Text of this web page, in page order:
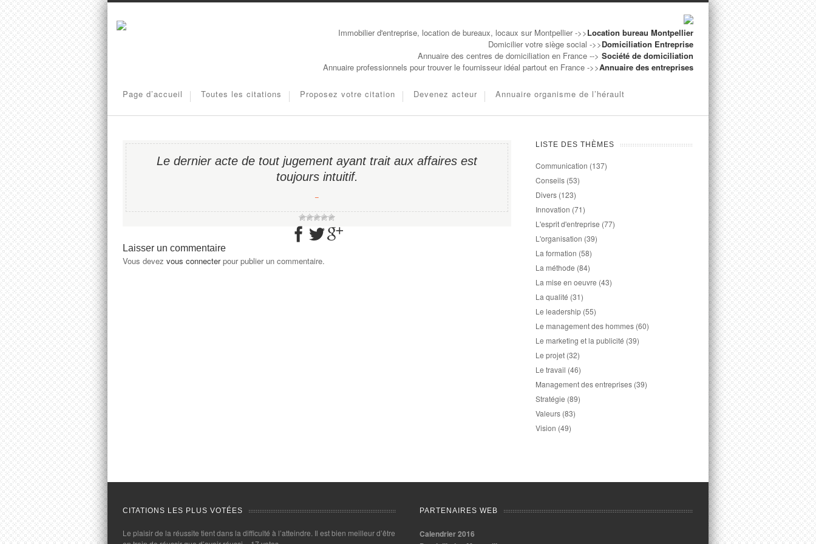
Immobilier d'entreprise, location de bureaux, locaux sur Montpellier ->>Location bureau Montpellier
Domicilier votre siège social ->>Domiciliation Entreprise
Annuaire des centres de domiciliation en France --> Société de domiciliation
Annuaire professionnels pour trouver le fournisseur idéal partout en France ->>Annuaire des entreprises
Page d’accueil Toutes les citations Proposez votre citation Devenez acteur Annuaire organisme de l’hérault
Le dernier acte de tout jugement ayant trait aux affaires est
toujours intuitif.
−
Laisser un commentaire
Vous devez vous connecterpour publier un commentaire.
LISTE DES THÈMES
Communication (137)
Conseils (53)
Divers (123)
Innovation (71)
L'esprit d'entreprise (77)
L'organisation (39)
La formation (58)
La méthode (84)
La mise en oeuvre (43)
La qualité (31)
Le leadership (55)
Le management des hommes (60)
Le marketing et la publicité (39)
Le projet (32)
Le travail (46)
Management des entreprises (39)
Stratégie (89)
Valeurs (83)
Vision (49)
CITATIONS LES PLUS VOTÉES
Le plaisir de la réussite tient dans la difficulté à l’atteindre. Il est bien meilleur d’être
PARTENAIRES WEB
Calendrier 2016